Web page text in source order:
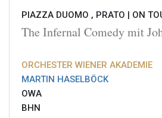
PIAZZA DUOMO , PRATO | ON
The Infernal Comedy mit
ORCHESTER WIENER AKADEMIE
MARTIN HASELBÖCK
OWA
BHN